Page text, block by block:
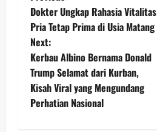
o
s
t
n
Dokter Ungkap Rahasia Vitalitas
Pria Tetap Prima di Usia Matang
Next:
Kerbau Albino Bernama Donald
Trump Selamat dari Kurban,
Kisah Viral yang Mengundang
Perhatian Nasional